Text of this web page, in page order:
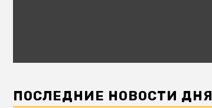
ПОСЛЕДНИЕ НОВОСТИ ДНЯ